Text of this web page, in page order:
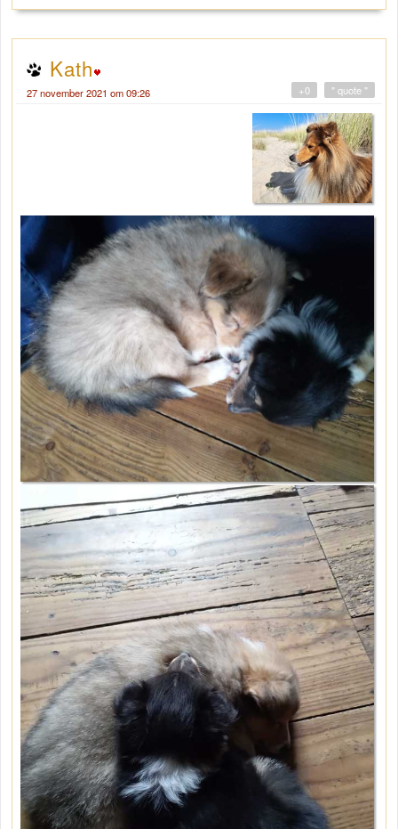
Kath
27 november 2021 om 09:26 " quote "
+0